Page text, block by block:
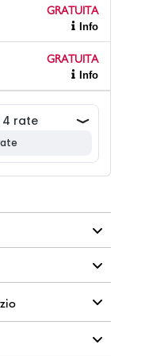
GRATUITA
Info
GRATUITA
Info
mesh colore
in
sulla
➡️ Consegna in
2-
la Spedizione ha